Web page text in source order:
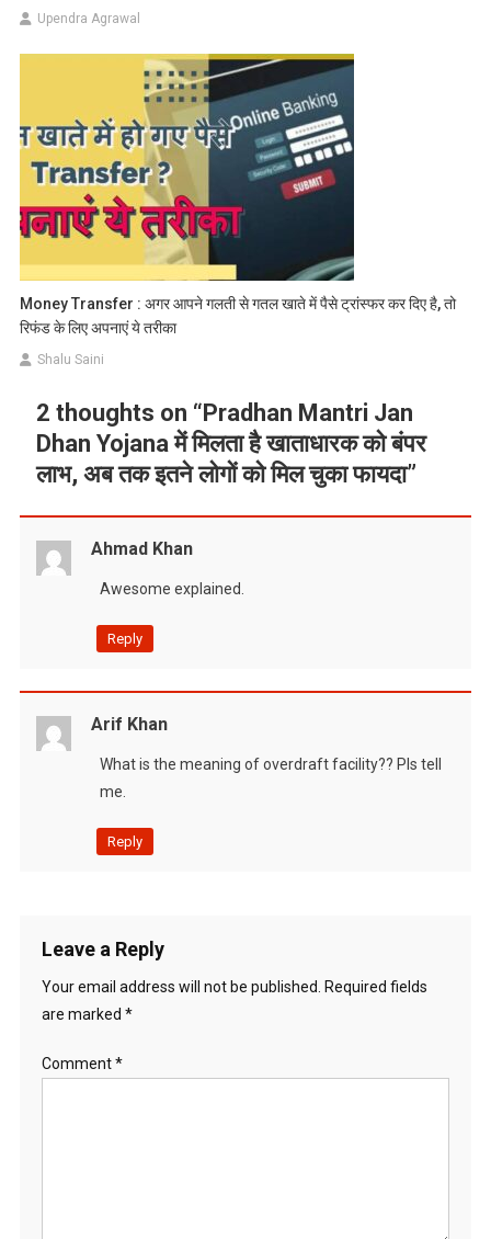
Upendra Agrawal
Money Transfer : अगर आपने गलती से गतल खाते में पैसे ट्रांस्फर कर दिए है, तो
रिफंड के लिए अपनाएं ये तरीका
Shalu Saini
2 thoughts on “Pradhan Mantri Jan
Dhan Yojana में मिलता है खाताधारक को बंपर
लाभ, अब तक इतने लोगों को मिल चुका फायदा”
Ahmad Khan
Awesome explained.
Reply
Arif Khan
What is the meaning of overdraft facility?? Pls tell
me.
Reply
Leave a Reply
Your email address will not be published.
Required fields
are marked *
Comment*